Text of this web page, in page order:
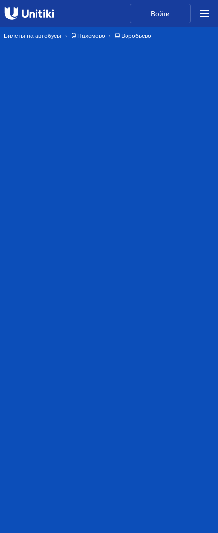
Войти
Билеты на автобусы 🚍 Пахомово 🚍 Воробьево